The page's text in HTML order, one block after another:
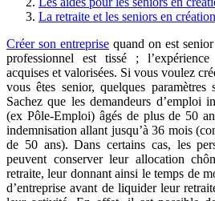
La retraite et les seniors en
Créer son entreprise quand on est
professionnel est tissé ;
acquises et valorisées. Si vous voulez
vous êtes senior, quelques
Sachez que les demandeurs d’emploi
(ex Pôle-Emploi) âgés de plus de 50
indemnisation allant jusqu’à 36 mois
de 50 ans). Dans certains cas, les
peuvent conserver leur allocation
retraite, leur donnant ainsi le temps de
d’entreprise avant de liquider leur